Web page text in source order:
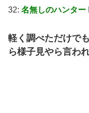
32: 名無しのハンター
軽く調べただけで
ら様子見やら言わ